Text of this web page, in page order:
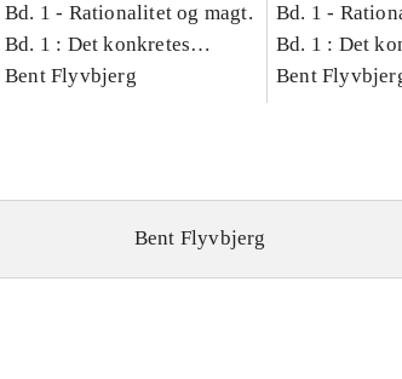
Bd. 1 - Rationalitet og magt.
Bd. 1 : Det konkretes
videnskab
Bent Flyvbjerg
Bd. 1 -
Bd. 1 : Det
videnskab
Bent
Bent Flyvbjerg